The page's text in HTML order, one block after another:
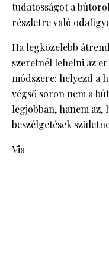
tudatosságot a
részletre való
Ha legközelebb
szeretnél lehelni az
módszere: helyezd a
végső soron nem a
legjobban, hanem az,
beszélgetések
Via